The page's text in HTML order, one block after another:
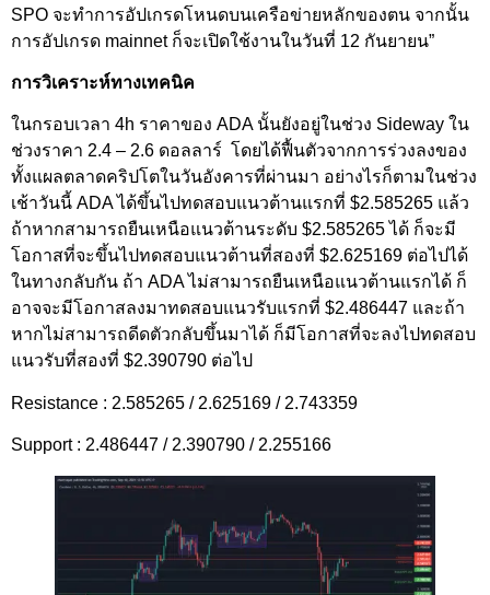
SPO จะทำการอัปเกรดโหนดบนเครือข่ายหลักของตน จากนั้น
การอัปเกรด mainnet ก็จะเปิดใช้งานในวันที่ 12 กันยายน”
การวิเคราะห์ทางเทคนิค
ในกรอบเวลา 4h ราคาของ ADA นั้นยังอยู่ในช่วง Sideway ใน
ช่วงราคา 2.4 – 2.6 ดอลลาร์ โดยได้ฟื้นตัวจากการร่วงลงของ
ทั้งแผลตลาดคริปโตในวันอังคารที่ผ่านมา อย่างไรก็ตามในช่วง
เช้าวันนี้ ADA ได้ขึ้นไปทดสอบแนวต้านแรกที่ $2.585265 แล้ว
ถ้าหากสามารถยืนเหนือแนวต้านระดับ $2.585265 ได้ ก็จะมี
โอกาสที่จะขึ้นไปทดสอบแนวต้านที่สองที่ $2.625169 ต่อไปได้
ในทางกลับกัน ถ้า ADA ไม่สามารถยืนเหนือแนวต้านแรกได้ ก็
อาจจะมีโอกาสลงมาทดสอบแนวรับแรกที่ $2.486447 และถ้า
หากไม่สามารถดีดตัวกลับขึ้นมาได้ ก็มีโอกาสที่จะลงไปทดสอบ
แนวรับที่สองที่ $2.390790 ต่อไป
Resistance : 2.585265 / 2.625169 / 2.743359
Support : 2.486447 / 2.390790 / 2.255166